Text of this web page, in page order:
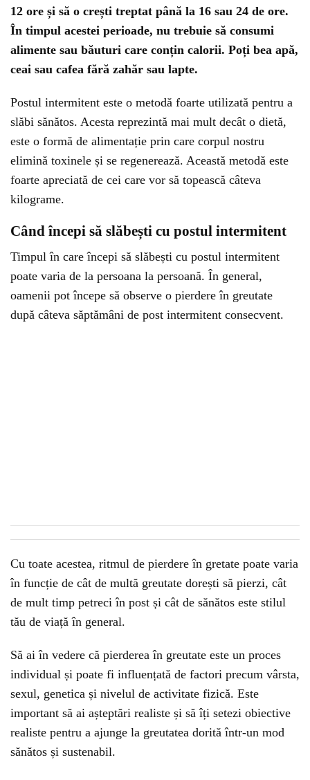
12 ore și să o crești treptat până la 16 sau 24 de ore.
În timpul acestei perioade, nu trebuie să consumi
alimente sau băuturi care conțin calorii. Poți bea apă,
ceai sau cafea fără zahăr sau lapte.
Postul intermitent este o metodă foarte utilizată pentru a
slăbi sănătos. Acesta reprezintă mai mult decât o dietă,
este o formă de alimentație prin care corpul nostru
elimină toxinele și se regenerează. Această metodă este
foarte apreciată de cei care vor să topească câteva
kilograme.
Când începi să slăbești cu postul intermitent
Timpul în care începi să slăbești cu postul intermitent
poate varia de la persoana la persoană. În general,
oamenii pot începe să observe o pierdere în greutate
după câteva săptămâni de post intermitent consecvent.
Cu toate acestea, ritmul de pierdere în gretate poate varia
în funcție de cât de multă greutate dorești să pierzi, cât
de mult timp petreci în post și cât de sănătos este stilul
tău de viață în general.
Să ai în vedere că pierderea în greutate este un proces
individual și poate fi influențată de factori precum vârsta,
sexul, genetica și nivelul de activitate fizică. Este
important să ai așteptări realiste și să îți setezi obiective
realiste pentru a ajunge la greutatea dorită într-un mod
sănătos și sustenabil.